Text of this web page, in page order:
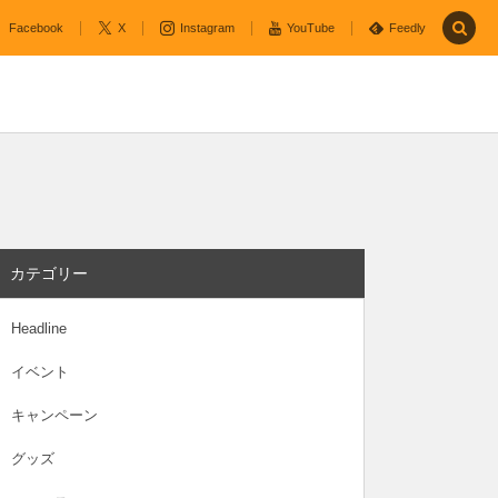
Facebook X Instagram YouTube Feedly
カテゴリー
Headline
イベント
キャンペーン
グッズ